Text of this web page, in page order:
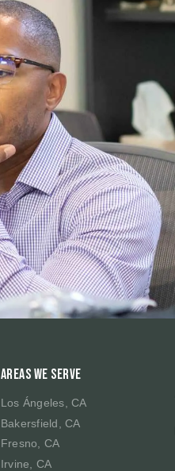
Areas We Serve
Los Ángeles, CA
Bakersfield, CA
Fresno, CA
Irvine, CA